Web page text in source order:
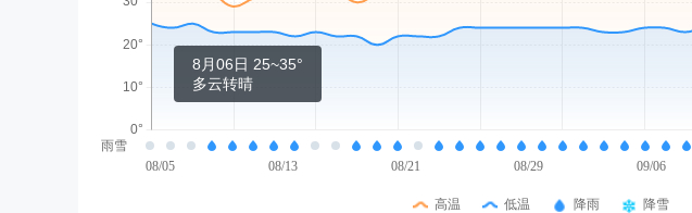
8月06日 25~35°
多云转晴
雨雪
08/05
08/13 08/21 08/29 09/06
高温 低温 降雨 降雪